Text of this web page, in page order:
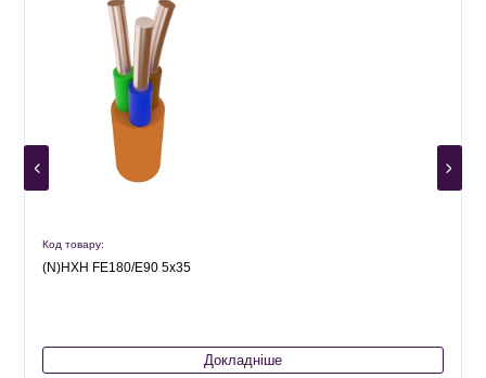
Код товару:
(N)HXH FE180/E90 5х35
Докладніше